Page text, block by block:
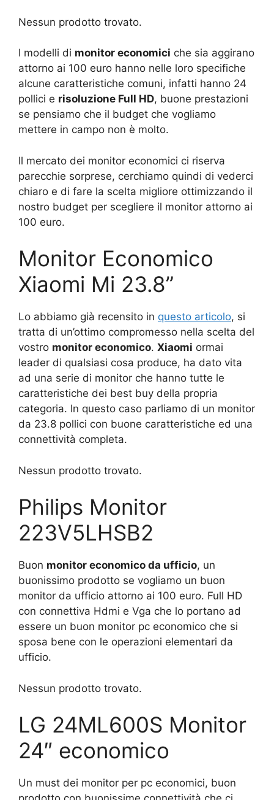
Nessun prodotto trovato.
I modelli di monitor economici che sia aggirano
attorno ai 100 euro hanno nelle loro specifiche
alcune caratteristiche comuni, infatti hanno 24
pollici e risoluzione Full HD, buone prestazioni
se pensiamo che il budget che vogliamo
mettere in campo non è molto.
Il mercato dei monitor economici ci riserva
parecchie sorprese, cerchiamo quindi di vederci
chiaro e di fare la scelta migliore ottimizzando il
nostro budget per scegliere il monitor attorno ai
100 euro.
Monitor Economico
Xiaomi Mi 23.8”
Lo abbiamo già recensito in questo articolo, si
tratta di un’ottimo compromesso nella scelta del
vostro monitor economico. Xiaomi ormai
leader di qualsiasi cosa produce, ha dato vita
ad una serie di monitor che hanno tutte le
caratteristiche dei best buy della propria
categoria. In questo caso parliamo di un monitor
da 23.8 pollici con buone caratteristiche ed una
connettività completa.
Nessun prodotto trovato.
Philips Monitor
223V5LHSB2
Buon monitor economico da ufficio, un
buonissimo prodotto se vogliamo un buon
monitor da ufficio attorno ai 100 euro. Full HD
con connettiva Hdmi e Vga che lo portano ad
essere un buon monitor pc economico che si
sposa bene con le operazioni elementari da
ufficio.
Nessun prodotto trovato.
LG 24ML600S Monitor
24″ economico
Un must dei monitor per pc economici, buon